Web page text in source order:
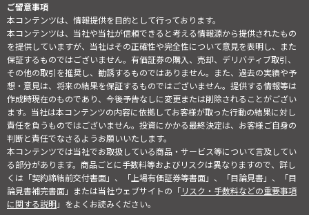
ご留意事項
本コンテンツは、情報提供を目的として行っております。
本コンテンツは、当社や当社が信頼できると考える情報源から提供されたもの
を提供していますが、当社はその正確性や完全性について意見を表明し、また
保証するものではございません。有価証券の購入、売却、デリバティブ取引、
その他の取引を推奨し、勧誘するものではありません。また、過去の実績や予
想・意見は、将来の結果を保証するものではございません。提供する情報等は
作成時現在のものであり、今後予告なしに変更または削除されることがござい
ます。当社は本コンテンツの内容に依拠してお客様が取った行動の結果に対し
責任を負うものではございません。投資にかかる最終決定は、お客様ご自身の
判断と責任でなさるようお願いいたします。
本コンテンツでは当社でお取扱している商品・サービス等について言及してい
る部分があります。商品ごとに手数料等およびリスクは異なりますので、詳し
くは「契約締結前交付書面」、「上場有価証券等書面」、「目論見書」、「目
論見書補完書面」または当社ウェブサイトの「リスク・手数料などの重要事項
に関する説明」をよくお読みください。